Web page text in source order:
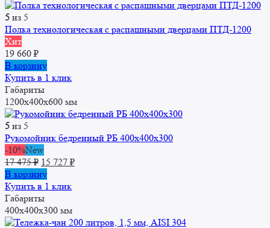
5 из 5
Полка технологическая с распашными дверцами ПТД-1200
Хит
19 660 ₽
В корзину
Купить в 1 клик
Габариты
1200x400x600 мм
5 из 5
Рукомойник бедренный РБ 400x400x300
-10%New
17 475₽ Первоначальная
цена
составляла
17
475 ₽.
15 727 ₽Текущая
В корзину
Купить в 1 клик
Габариты
400x400x300 мм